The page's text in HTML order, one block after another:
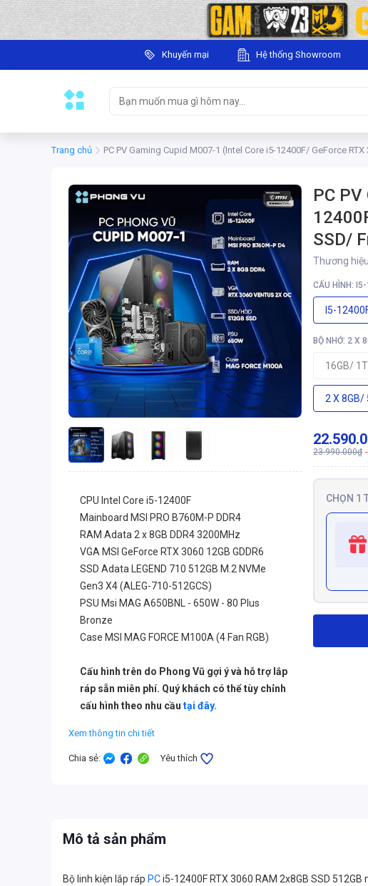
Khuyến mại Hệ thống Showroom
Trang chủ PC PV Gaming Cupid M007-1 (Intel Core i5-12400F/ GeForce
CPU Intel Core i5-12400F
Mainboard MSI PRO B760M-P DDR4
RAM Adata 2 x 8GB DDR4 3200MHz
VGA MSI GeForce RTX 3060 12GB GDDR6
SSD Adata LEGEND 710 512GB M.2 NVMe
Gen3 X4 (ALEG-710-512GCS)
PSU Msi MAG A650BNL - 650W - 80 Plus
Bronze
Case MSI MAG FORCE M100A (4 Fan RGB)
Cấu hình trên do Phong Vũ gợi ý và hỗ trợ lắp
ráp sẵn miễn phí. Quý khách có thể tùy chỉnh
cấu hình theo nhu cầu tại đây.
Xem thông tin chi tiết
Chia sẻ: Yêu thích
PC
SSD/
Thương hiệu
CẤU HÌNH:
I5-
BỘ NHỚ: 2 X
16GB/
2 X 8GB/
23.990.000₫
CHỌN 1
Mô tả sản phẩm
Bộ linh kiện lắp ráp PCi5-12400F RTX 3060 RAM 2x8GB SSD